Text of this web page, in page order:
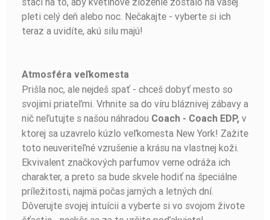
pleti celý deň alebo noc. Nečakajte - vyberte si ich
teraz a uvidíte, akú silu majú!
Atmosféra veľkomesta
Prišla noc, ale nejdeš spať - chceš dobyť mesto so
svojimi priateľmi. Vrhnite sa do víru bláznivej zábavy a
nič neľutujte s našou náhradou Coach - Coach EDP, v
ktorej sa uzavrelo kúzlo veľkomesta New York! Zažite
toto neuveriteľné vzrušenie a krásu na vlastnej koži.
Ekvivalent značkových parfumov verne odráža ich
charakter, a preto sa bude skvele hodiť na špeciálne
príležitosti, najmä počas jarných a letných dní.
Dôverujte svojej intuícii a vyberte si vo svojom živote